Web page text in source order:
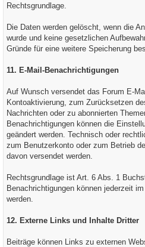
Rechtsgrundlage.
Die Daten werden gelöscht, wenn die
wurde und keine gesetzlichen
Gründe für eine weitere Speicherung
11. E-Mail-Benachrichtigungen
Auf Wunsch versendet das Forum E-
Kontoaktivierung, zum Zurücksetzen
Nachrichten oder zu abonnierten
Benachrichtigungen können die
geändert werden. Technisch oder
zum Benutzerkonto oder zum Betrieb
davon versendet werden.
Rechtsgrundlage ist Art. 6 Abs. 1
Benachrichtigungen können jederzeit
werden.
12. Externe Links und Inhalte Dritter
Beiträge können Links zu externen